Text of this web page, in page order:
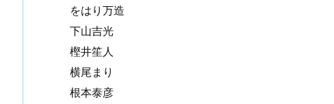
をはり万造
下山吉光
樫井笙人
横尾まり
根本泰彦